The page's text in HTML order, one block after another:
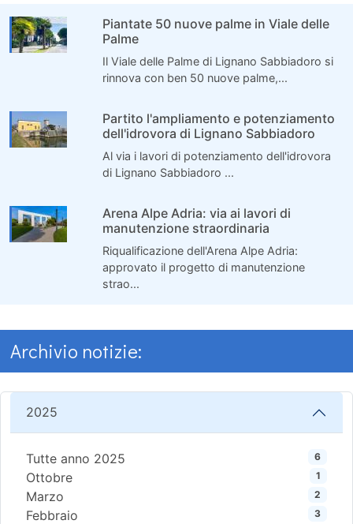
Piantate 50 nuove palme in Viale delle
Palme
Il Viale delle Palme di Lignano Sabbiadoro si
rinnova con ben 50 nuove palme,...
Partito l'ampliamento e potenziamento
dell'idrovora di Lignano Sabbiadoro
Al via i lavori di potenziamento dell'idrovora
di Lignano Sabbiadoro ...
Arena Alpe Adria: via ai lavori di
manutenzione straordinaria
Riqualificazione dell'Arena Alpe Adria:
approvato il progetto di manutenzione
strao...
Archivio notizie:
2025
Tutte anno 2025 6
Ottobre 1
Marzo 2
Febbraio 3